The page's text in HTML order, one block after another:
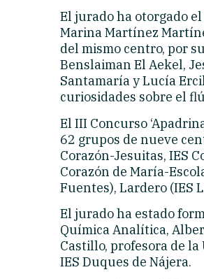
El jurado ha otorgado
Marina Martínez
del mismo centro, por
Benslaiman El Aekel,
Santamaría y Lucía
curiosidades sobre el
El III Concurso
62 grupos de nueve
Corazón-Jesuitas, IES
Corazón de María-
Fuentes), Lardero (IES
El jurado ha estado
Química Analítica,
Castillo, profesora de la
IES Duques de Nájera.